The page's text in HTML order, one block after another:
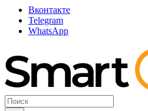
Вконтакте
Telegram
WhatsApp